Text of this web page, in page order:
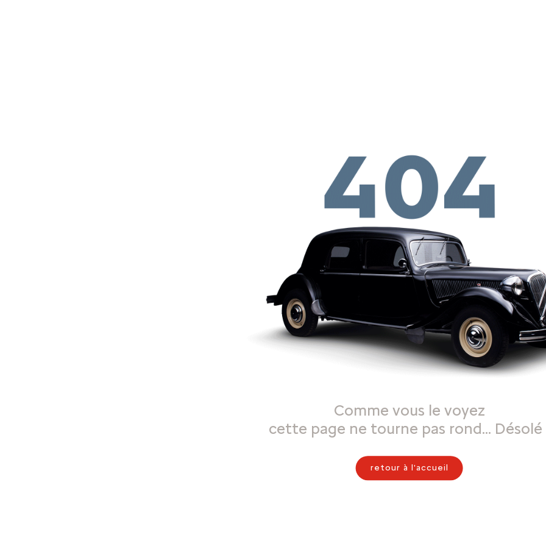
Comme vous le voyez
cette page ne tourne pas rond… Désolé
retour à l'accueil